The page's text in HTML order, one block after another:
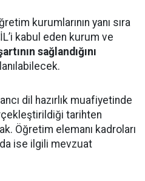
kurumlarının yanı sıra
kabul eden kurum ve
sağlandığını
dil hazırlık muafiyetinde
tarihten
Öğretim elemanı kadroları
ise ilgili mevzuat